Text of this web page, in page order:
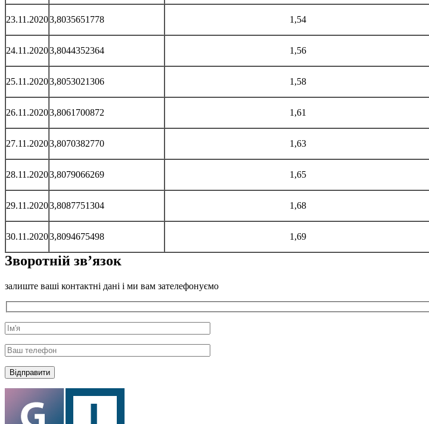
23.11.20203,8035651778 1,54
24.11.20203,8044352364 1,56
25.11.20203,8053021306 1,58
26.11.20203,8061700872 1,61
27.11.20203,8070382770 1,63
28.11.20203,8079066269 1,65
29.11.20203,8087751304 1,68
30.11.20203,8094675498 1,69
Зворотній зв’язок
залиште ваші контактні дані і ми вам зателефонуємо